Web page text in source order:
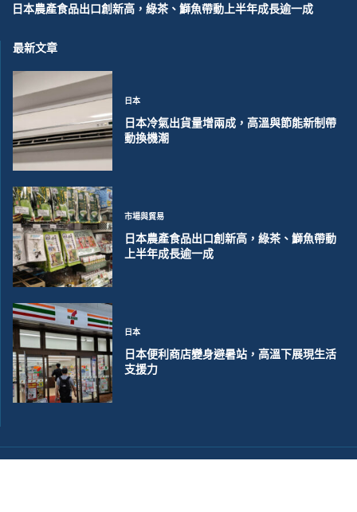
日本農產食品出口創新高，綠茶、鰤魚帶動上半年成長逾一成
最新文章
日本
日本冷氣出貨量增兩成，高溫與節能新制帶
動換機潮
市場與貿易
日本農產食品出口創新高，綠茶、鰤魚帶動
上半年成長逾一成
日本
日本便利商店變身避暑站，高溫下展現生活
支援力